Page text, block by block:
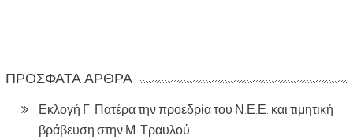
ΠΡΌΣΦΑΤΑ ΆΡΘΡΑ
Εκλογή Γ. Πατέρα την προεδρία του Ν.Ε.Ε. και τιμητική
βράβευση στην Μ. Τραυλού